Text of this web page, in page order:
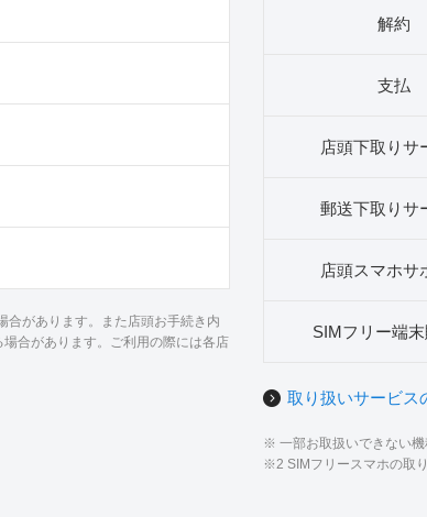
があります。また店頭お手続き内
合があります。ご利用の際には各店
解約
支払
店頭下取りサ
郵送下取りサ
店頭スマホサ
SIMフリー端
取り扱いサービス
※ 一部お取扱いできない機
※2 SIMフリースマホの取